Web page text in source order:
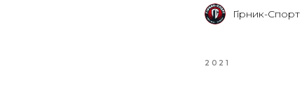
Гірник-Спорт
2021